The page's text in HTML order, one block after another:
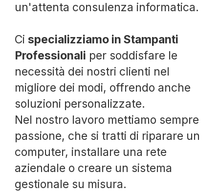
un'attenta consulenza informatica.
Ci specializziamo in Stampanti
Professionali per soddisfare le
necessità dei nostri clienti nel
migliore dei modi, offrendo anche
soluzioni personalizzate.
Nel nostro lavoro mettiamo sempre
passione, che si tratti di riparare un
computer, installare una rete
aziendale o creare un sistema
gestionale su misura.